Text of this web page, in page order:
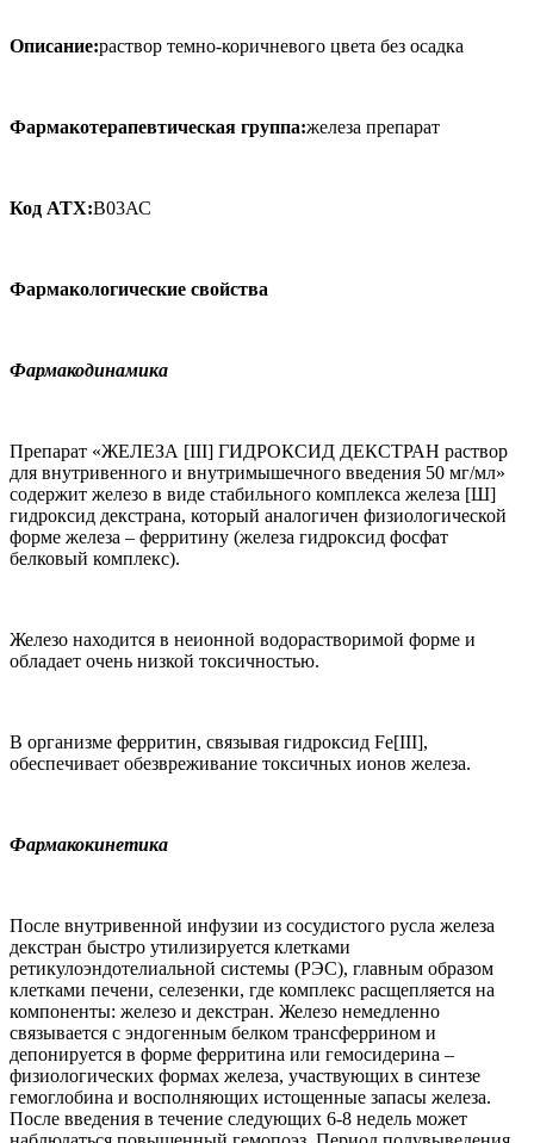
Описание:раствор темно-коричневого цвета без осадка
Фармакотерапевтическая группа:железа препарат
Код ATX:В03АС
Фармакологические свойства
Фармакодинамика
Препарат «ЖЕЛЕЗА [III] ГИДРОКСИД ДЕКСТРАН раствор
для внутривенного и внутримышечного введения 50 мг/мл»
содержит железо в виде стабильного комплекса железа [Ш]
гидроксид декстрана, который аналогичен физиологической
форме железа – ферритину (железа гидроксид фосфат
белковый комплекс).
Железо находится в неионной водорастворимой форме и
обладает очень низкой токсичностью.
В организме ферритин, связывая гидроксид Fe[III],
обеспечивает обезвреживание токсичных ионов железа.
Фармакокинетика
После внутривенной инфузии из сосудистого русла железа
декстран быстро утилизируется клетками
ретикулоэндотелиальной системы (РЭС), главным образом
клетками печени, селезенки, где комплекс расщепляется на
компоненты: железо и декстран. Железо немедленно
связывается с эндогенным белком трансферрином и
депонируется в форме ферритина или гемосидерина –
физиологических формах железа, участвующих в синтезе
гемоглобина и восполняющих истощенные запасы железа.
После введения в течение следующих 6-8 недель может